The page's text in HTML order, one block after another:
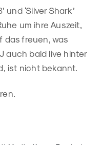
und ‘Silver Shark’
um ihre Auszeit,
freuen, was
auch bald live hinter
ist nicht bekannt.